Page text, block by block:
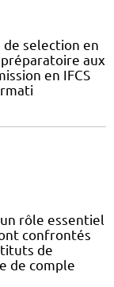
selection en
aux
en IFCS
rôle essentiel
confrontés
de
de comple